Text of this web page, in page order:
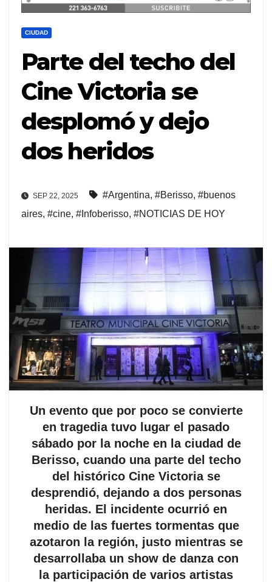
CIUDAD
Parte del techo del
Cine Victoria se
desplomó y dejo
dos heridos
SEP 22, 2025 #Argentina, #Berisso, #buenos
aires, #cine, #Infoberisso, #NOTICIAS DE HOY
Un evento que por poco se convierte
en tragedia tuvo lugar el pasado
sábado por la noche en la ciudad de
Berisso, cuando una parte del techo
del histórico Cine Victoria se
desprendió, dejando a dos personas
heridas. El incidente ocurrió en
medio de las fuertes tormentas que
azotaron la región, justo mientras se
desarrollaba un show de danza con
la participación de varios artistas